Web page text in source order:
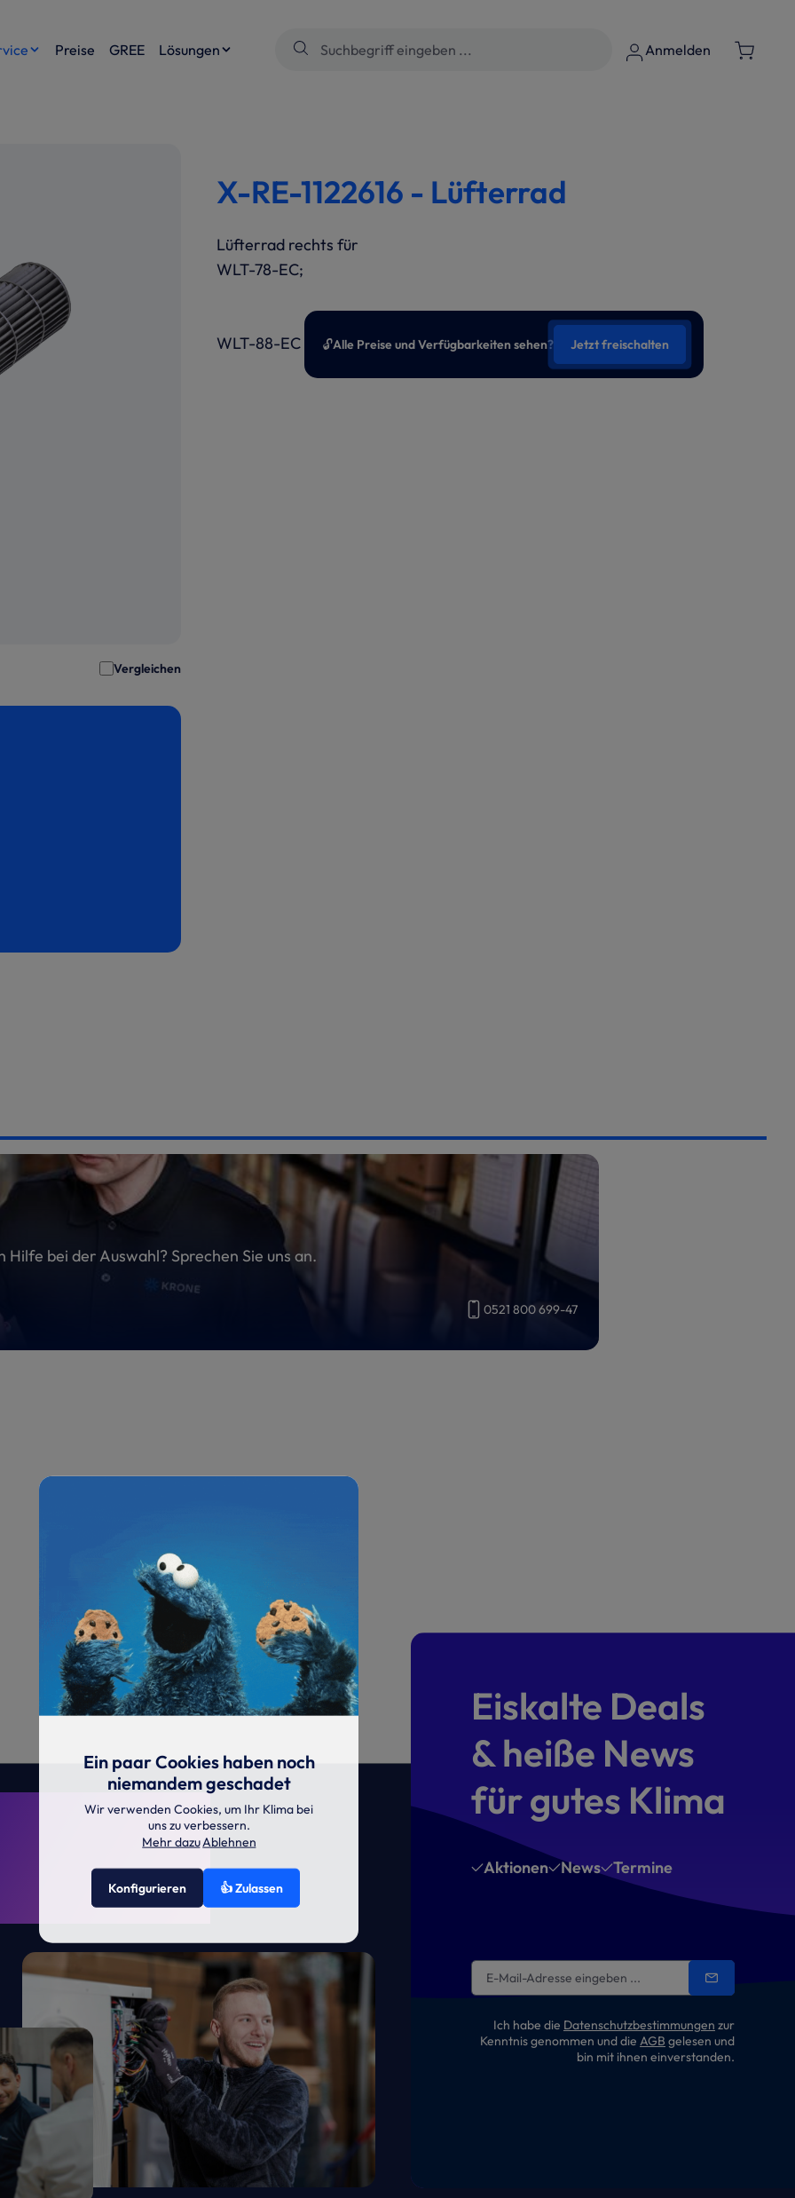
Preise GREE Lösungen Anmelden
Vergleichen
X-RE-1122616 - Lüfterrad
Lüfterrad rechts für
WLT-78-EC;
WLT-88-EC 🔓Alle Preise und Verfügbarkeiten sehen? Jetzt freischalten
bei der Auswahl? Sprechen Sie uns an.
0521 800 699-47
Eiskalte Deals
& heiße News
für gutes Klima
Aktionen News Termine
Ich habe die Datenschutzbestimmungen zur
Kenntnis genommen und die AGB gelesen und
bin mit ihnen einverstanden.
Ein paar Cookies haben noch
niemandem geschadet
Wir verwenden Cookies, um Ihr Klima bei
uns zu verbessern.
Mehr dazuAblehnen
Konfigurieren 👍 Zulassen